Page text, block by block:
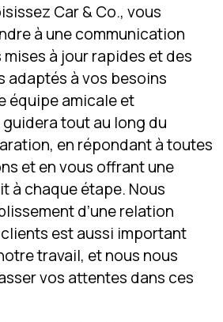
Car & Co., vous
à une communication
à jour rapides et des
adaptés à vos besoins
équipe amicale et
tout au long du
en répondant à toutes
et en vous offrant une
à chaque étape. Nous
d’une relation
est aussi important
travail, et nous nous
vos attentes dans ces